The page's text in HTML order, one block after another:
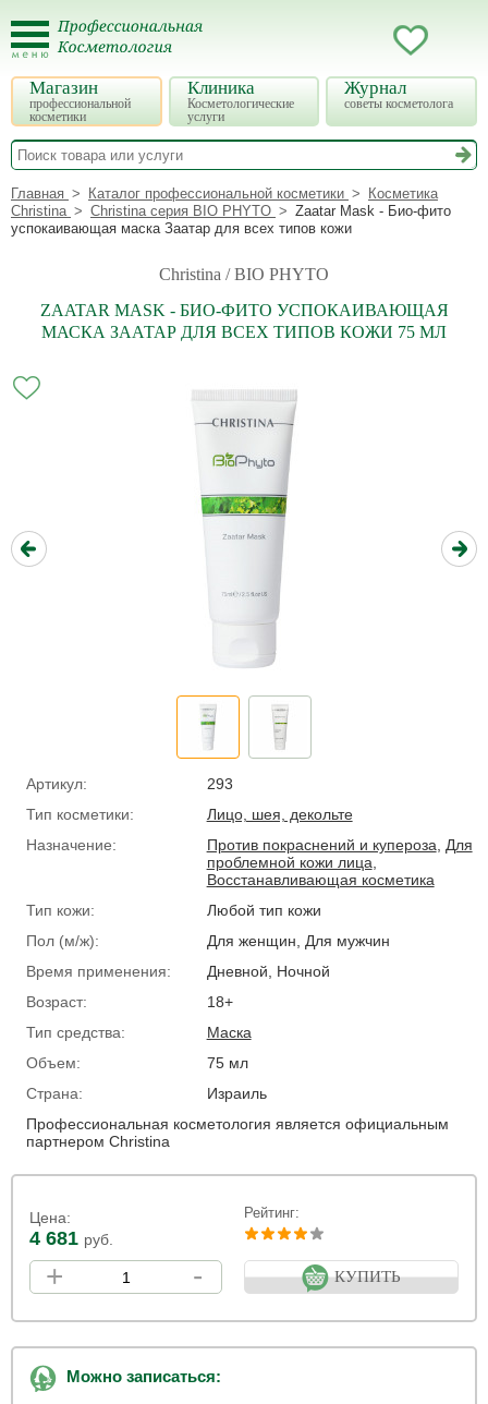
Магазин
профессиональной
косметики
Клиника
Косметологические
услуги
Журнал
советы косметолога
Главная Каталог профессиональной косметики
Косметика
Christina
Christina серия BIO PHYTO
Zaatar Mask - Био-фито
успокаивающая маска Заатар для всех типов кожи
Christina / BIO PHYTO
ZAATAR MASK - БИО-ФИТО УСПОКАИВАЮЩАЯ
МАСКА ЗААТАР ДЛЯ ВСЕХ ТИПОВ КОЖИ 75 МЛ
Артикул:
293
Тип косметики:
Лицо, шея, декольте
Назначение:
Против покраснений и купероза
Для
проблемной кожи лица
Восстанавливающая косметика
Тип кожи:
Любой тип кожи
Пол (м/ж):
Для женщин, Для мужчин
Время применения:
Дневной, Ночной
Возраст:
18+
Тип средства:
Маска
Объем:
75 мл
Страна:
Израиль
Профессиональная косметология является официальным
партнером Christina
Цена:
4 681 руб.
Рейтинг:
+ - КУПИТЬ
Можно записаться: